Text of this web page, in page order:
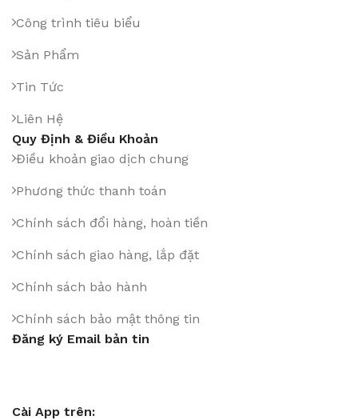
Công trình tiêu biểu
Sản Phẩm
Tin Tức
Liên Hệ
Quy Định & Điều Khoản
Điều khoản giao dịch chung
Phương thức thanh toán
Chính sách đổi hàng, hoàn tiền
Chính sách giao hàng, lắp đặt
Chính sách bảo hành
Chính sách bảo mật thông tin
Đăng ký Email bản tin
Cài App trên: